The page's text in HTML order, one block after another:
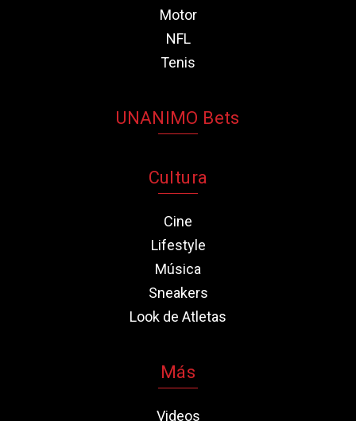
Motor
NFL
Tenis
UNANIMO Bets
Cultura
Cine
Lifestyle
Música
Sneakers
Look de Atletas
Más
Videos